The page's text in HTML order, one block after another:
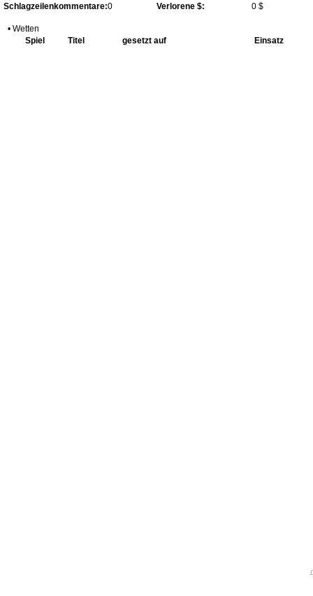
Schlagzeilenkommentare:0 Verlorene $: 0 $
• Wetten
Spiel
Titel gesetzt auf Einsatz